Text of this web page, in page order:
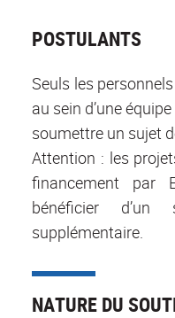
POSTULANTS
Seuls les
au sein d’une
soumettre un sujet
Attention : les
financement par
bénéficier
supplémentaire.
NATURE DU